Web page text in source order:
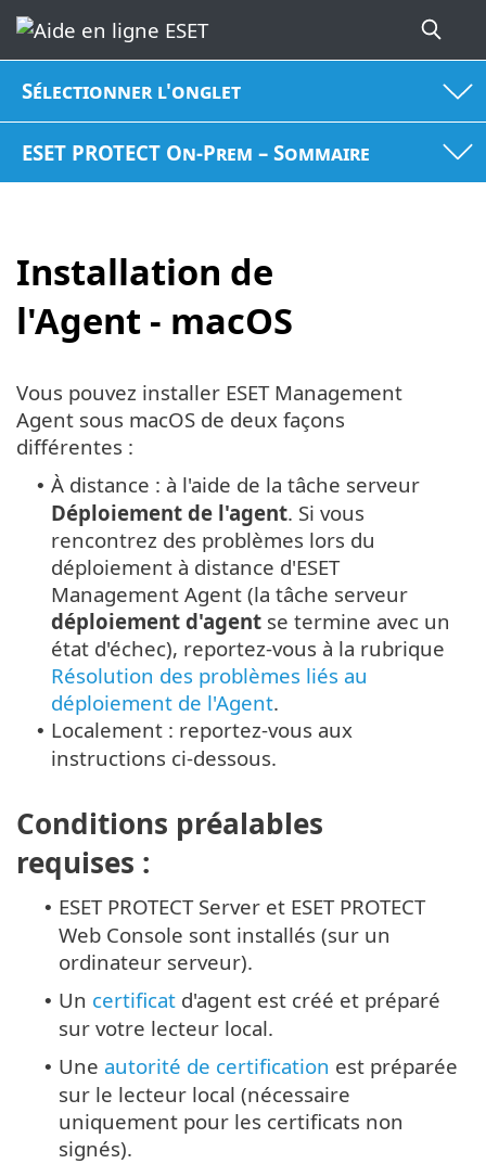
Sélectionner l'onglet
ESET PROTECT On-Prem – Sommaire
Installation de
l'Agent - macOS
Vous pouvez installer ESET Management
Agent sous macOS de deux façons
différentes :
• À distance : à l'aide de la tâche serveur
Déploiement de l'agent. Si vous
rencontrez des problèmes lors du
déploiement à distance d'ESET
Management Agent (la tâche serveur
déploiement d'agent se termine avec un
état d'échec), reportez-vous à la rubrique
Résolution des problèmes liés au
déploiement de l'Agent.
• Localement : reportez-vous aux
instructions ci-dessous.
Conditions préalables
requises :
• ESET PROTECT Server et ESET PROTECT
Web Console sont installés (sur un
ordinateur serveur).
• Un certificat d'agent est créé et préparé
sur votre lecteur local.
• Une autorité de certification est préparée
sur le lecteur local (nécessaire
uniquement pour les certificats non
signés).